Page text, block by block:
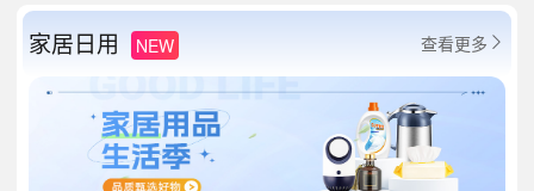
家居日用 NEW 查看更多 